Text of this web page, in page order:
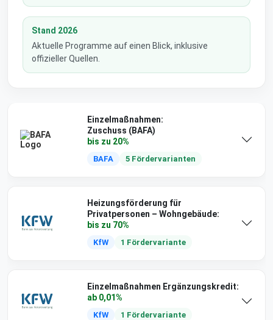
Stand 2026
Aktuelle Programme auf einen Blick, inklusive
offizieller Quellen.
Einzelmaßnahmen:
Zuschuss (BAFA)
bis zu 20%
BAFA 5 Fördervarianten
Heizungsförderung für
Privatpersonen – Wohngebäude:
bis zu 70%
KfW 1 Fördervariante
Einzelmaßnahmen Ergänzungskredit:
ab 0,01%
KfW 1 Fördervariante